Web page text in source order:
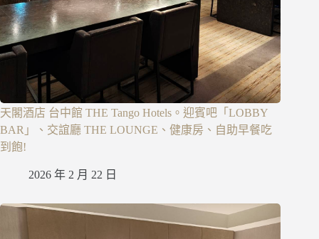
天閣酒店 台中館 THE Tango Hotels。迎賓吧「LOBBY
BAR」、交誼廳 THE LOUNGE、健康房、自助早餐吃
到飽!
2026 年 2 月 22 日